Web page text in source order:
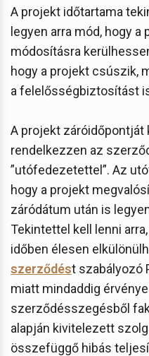
A projekt időtartama
legyen arra mód, hogy
módosításra
hogy a projekt csúszik,
a felelősségbiztosítást
A projekt záróidőpontját
rendelkezzen az
”utófedezetettel”. Az
hogy a projekt
záródátum után is
Tekintettel kell lenni
időben élesen
szerződést szabályozó
miatt mindaddig
szerződésszegésből
alapján kivitelezett
összefüggő hibás